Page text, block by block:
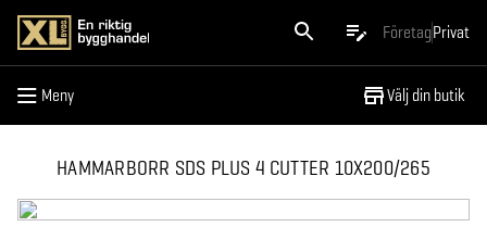
FöretagPrivat
Meny Välj din butik
Meny
HAMMARBORR SDS PLUS 4 CUTTER 10X200/265